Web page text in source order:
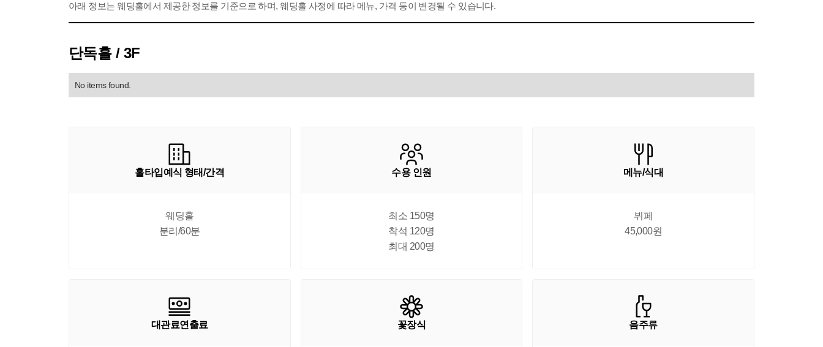
아래 정보는 웨딩홀에서 제공한 정보를 기준으로 하며, 웨딩홀 사정에 따라 메뉴, 가격 등이 변경될 수 있습니다.
단독홀 / 3F
No items found.
홀타입예식 형태/간격
웨딩홀
분리/60분
수용 인원
최소 150명
착석 120명
최대 200명
메뉴/식대
뷔페
45,000원
대관료연출료 꽃장식 음주류